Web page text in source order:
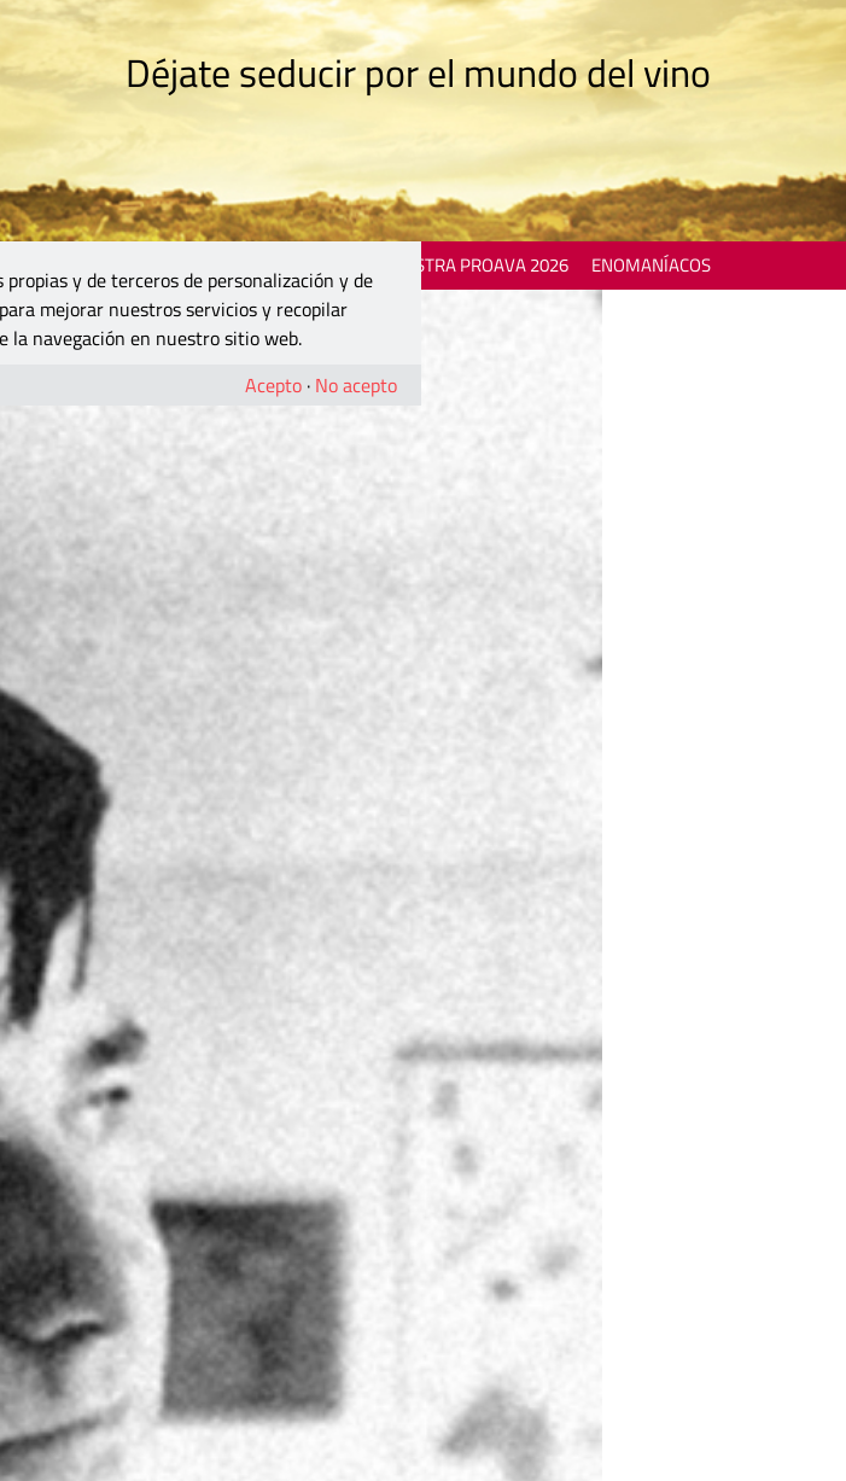
Déjate seducir por el mundo del vino
MOSTRA PROAVA 2026 ENOMANÍACOS
y de terceros de personalización y de
mejorar nuestros servicios y recopilar
navegación en nuestro sitio web.
Acepto · No acepto